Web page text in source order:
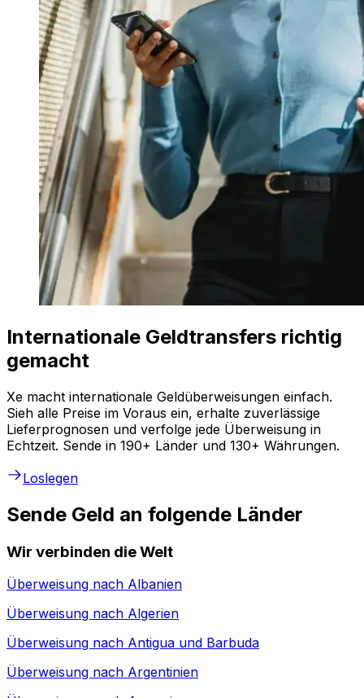
Internationale Geldtransfers richtig
gemacht
Xe macht internationale Geldüberweisungen einfach.
Sieh alle Preise im Voraus ein, erhalte zuverlässige
Lieferprognosen und verfolge jede Überweisung in
Echtzeit. Sende in 190+ Länder und 130+ Währungen.
Loslegen
Sende Geld an folgende Länder
Wir verbinden die Welt
Überweisung nach Albanien
Überweisung nach Algerien
Überweisung nach Antigua und Barbuda
Überweisung nach Argentinien